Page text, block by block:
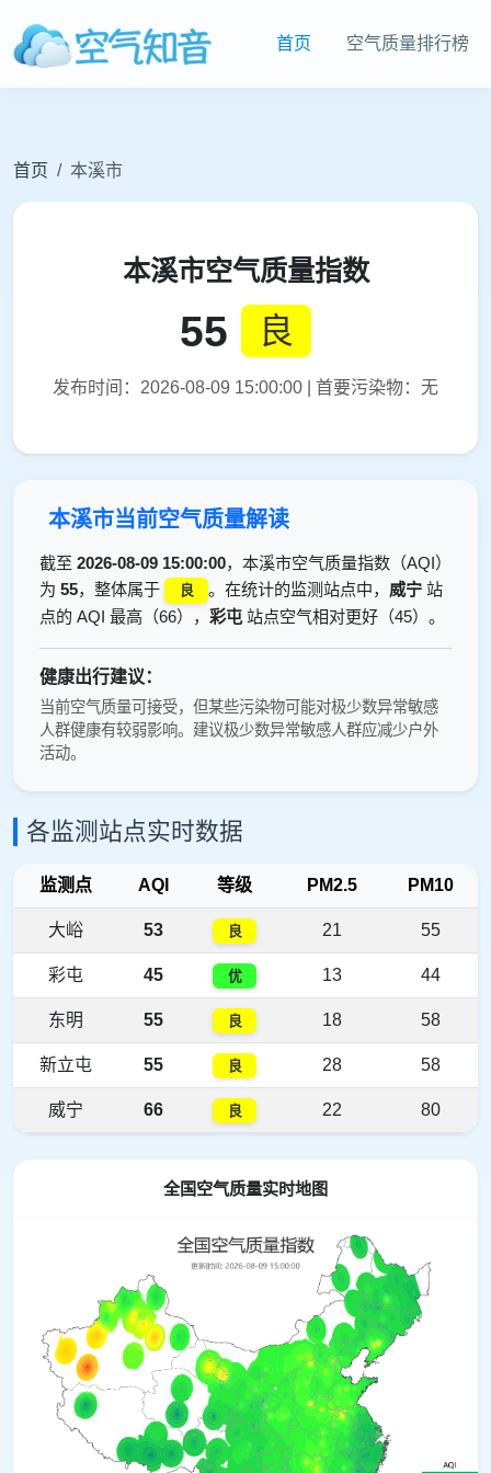
首页 空气质量排行榜
首页 本溪市
本溪市空气质量指数
55 良
发布时间：2026-08-09 15:00:00 | 首要污染物：无
本溪市当前空气质量解读
截至 2026-08-09 15:00:00，本溪市空气质量指数（AQI）
为 55，整体属于 良 。在统计的监测站点中， 威宁 站
点的 AQI 最高（66）， 彩屯站点空气相对更好（45）。
健康出行建议：
当前空气质量可接受，但某些污染物可能对极少数异常敏感
人群健康有较弱影响。建议极少数异常敏感人群应减少户外
活动。
各监测站点实时数据
监测点 AQI 等级 PM2.5 PM10
大峪 53 良 21 55
彩屯 45 优 13 44
东明 55 良 18 58
新立屯 55 良 28 58
威宁 66 良 22 80
全国空气质量实时地图